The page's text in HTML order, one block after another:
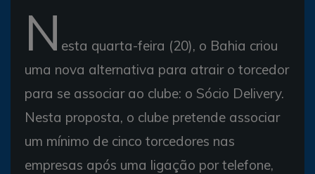
N esta quarta-feira (20), o Bahia criou
uma nova alternativa para atrair o torcedor
para se associar ao clube: o Sócio Delivery.
Nesta proposta, o clube pretende associar
um mínimo de cinco torcedores nas
empresas após uma ligação por telefone,